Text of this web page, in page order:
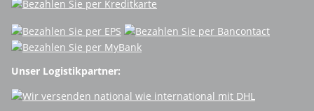
Unser Logistikpartner: